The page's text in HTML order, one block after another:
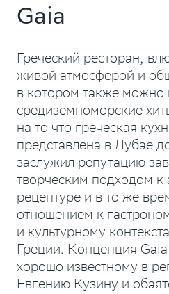
Gaia
Греческий ресторан,
живой атмосферой и
в котором также можно
средиземноморские
на то что греческая
представлена в Дубае
заслужил репутацию
творческим подходом к
рецептуре и в то же
отношением к
и культурному
Греции. Концепция
хорошо известному в
Евгению Кузину и